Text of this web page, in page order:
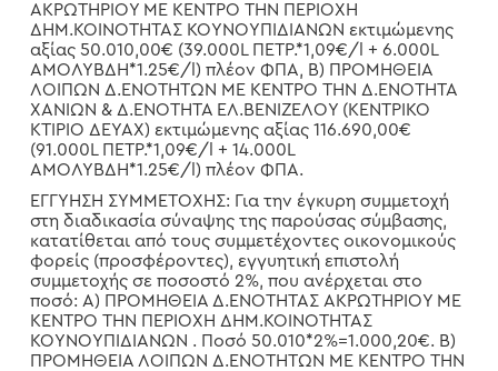
ΑΚΡΩΤΗΡΙΟΥ ΜΕ ΚΕΝΤΡΟ ΤΗΝ ΠΕΡΙΟΧΗ
ΔΗΜ.ΚΟΙΝΟΤΗΤΑΣ ΚΟΥΝΟΥΠΙΔΙΑΝΩΝ εκτιμώμενης
αξίας 50.010,00€ (39.000L ΠΕΤΡ.*1,09€/l + 6.000L
ΑΜΟΛΥΒΔΗ*1.25€/l) πλέον ΦΠΑ, Β) ΠΡΟΜΗΘΕΙΑ
ΛΟΙΠΩΝ Δ.ΕΝΟΤΗΤΩΝ ΜΕ ΚΕΝΤΡΟ ΤΗΝ Δ.ΕΝΟΤΗΤΑ
ΧΑΝΙΩΝ & Δ.ΕΝΟΤΗΤΑ ΕΛ.ΒΕΝΙΖΕΛΟΥ (ΚΕΝΤΡΙΚΟ
ΚΤΙΡΙΟ ΔΕΥΑΧ) εκτιμώμενης αξίας 116.690,00€
(91.000L ΠΕΤΡ.*1,09€/l + 14.000L
ΑΜΟΛΥΒΔΗ*1.25€/l) πλέον ΦΠΑ.
ΕΓΓΥΗΣΗ ΣΥΜΜΕΤΟΧΗΣ: Για την έγκυρη συμμετοχή
στη διαδικασία σύναψης της παρούσας σύμβασης,
κατατίθεται από τους συμμετέχοντες οικονομικούς
φορείς (προσφέροντες), εγγυητική επιστολή
συμμετοχής σε ποσοστό 2%, που ανέρχεται στο
ποσό: Α) ΠΡΟΜΗΘΕΙΑ Δ.ΕΝΟΤΗΤΑΣ ΑΚΡΩΤΗΡΙΟΥ ΜΕ
ΚΕΝΤΡΟ ΤΗΝ ΠΕΡΙΟΧΗ ΔΗΜ.ΚΟΙΝΟΤΗΤΑΣ
ΚΟΥΝΟΥΠΙΔΙΑΝΩΝ . Ποσό 50.010*2%=1.000,20€. Β)
ΠΡΟΜΗΘΕΙΑ ΛΟΙΠΩΝ Δ.ΕΝΟΤΗΤΩΝ ΜΕ ΚΕΝΤΡΟ ΤΗΝ